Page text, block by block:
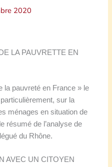
2020
LA PAUVRETTE EN
la pauvreté en France » le
sur la
ménages en situation de
résumé de l’analyse de
du Rhône.
AVEC UN CITOYEN